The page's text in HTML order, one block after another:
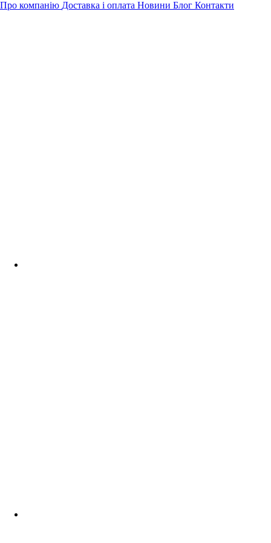
Про компанію Доставка і оплата Новини Блог Контакти